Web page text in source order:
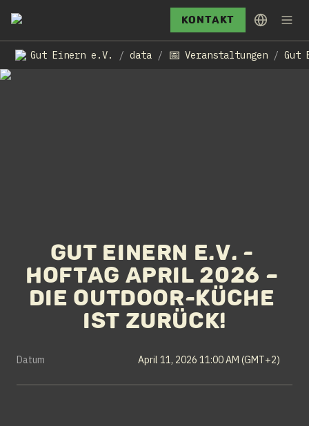
Kontakt
Gut Einern e.V. / data / 📅 Veranstaltungen /
Gut Einern e.V. -
Hoftag April 2026 –
Die Outdoor-Küche
ist zurück!
Datum April 11, 2026 11:00 AM (GMT+2)